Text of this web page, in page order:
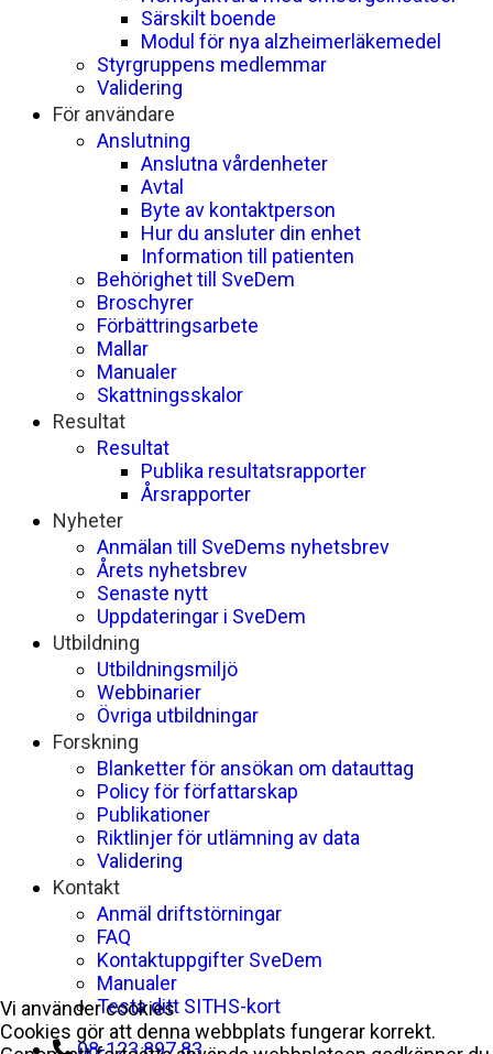
Särskilt boende
Modul för nya alzheimerläkemedel
Styrgruppens medlemmar
Validering
För användare
Anslutning
Anslutna vårdenheter
Avtal
Byte av kontaktperson
Hur du ansluter din enhet
Information till patienten
Behörighet till SveDem
Broschyrer
Förbättringsarbete
Mallar
Manualer
Skattningsskalor
Resultat
Resultat
Publika resultatsrapporter
Årsrapporter
Nyheter
Anmälan till SveDems nyhetsbrev
Årets nyhetsbrev
Senaste nytt
Uppdateringar i SveDem
Utbildning
Utbildningsmiljö
Webbinarier
Övriga utbildningar
Forskning
Blanketter för ansökan om datauttag
Policy för författarskap
Publikationer
Riktlinjer för utlämning av data
Validering
Kontakt
Anmäl driftstörningar
FAQ
Kontaktuppgifter SveDem
Manualer
Testa ditt SITHS-kort
08-123 897 83
Vi använder cookies
Cookies gör att denna webbplats fungerar korrekt.